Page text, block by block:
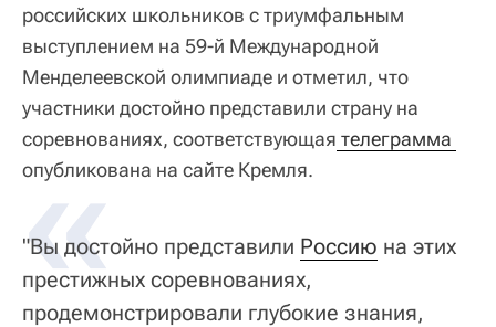
российских школьников с триумфальным
выступлением на 59-й Международной
Менделеевской олимпиаде и отметил, что
участники достойно представили страну на
соревнованиях, соответствующая
опубликована на сайте Кремля.
«
"Вы достойно представили Россию на этих
престижных соревнованиях,
продемонстрировали глубокие знания,